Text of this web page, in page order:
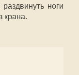
ноги
крана.